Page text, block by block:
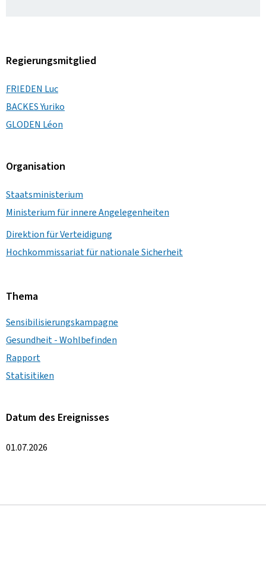
Regierungsmitglied
FRIEDEN Luc
BACKES Yuriko
GLODEN Léon
Organisation
Staatsministerium
Ministerium für innere Angelegenheiten
Direktion für Verteidigung
Hochkommissariat für nationale Sicherheit
Thema
Sensibilisierungskampagne
Gesundheit - Wohlbefinden
Rapport
Statisitiken
Datum des Ereignisses
01.07.2026